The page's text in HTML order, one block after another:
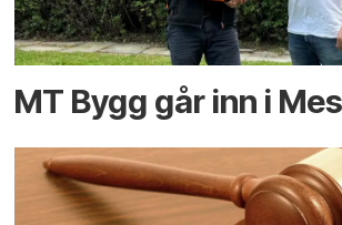
MT Bygg går inn i